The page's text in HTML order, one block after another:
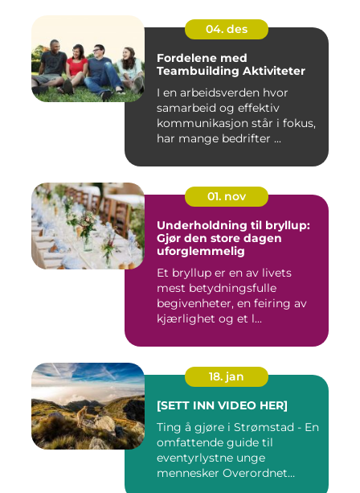
04. des
Fordelene med
Teambuilding Aktiviteter
I en arbeidsverden hvor
samarbeid og effektiv
kommunikasjon står i fokus,
har mange bedrifter ...
01. nov
Underholdning til bryllup:
Gjør den store dagen
uforglemmelig
Et bryllup er en av livets
mest betydningsfulle
begivenheter, en feiring av
kjærlighet og et l...
18. jan
[SETT INN VIDEO HER]
Ting å gjøre i Strømstad - En
omfattende guide til
eventyrlystne unge
mennesker Overordnet